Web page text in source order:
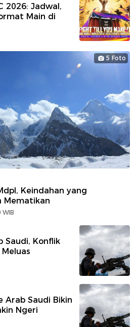
2026: Jadwal,
Main di
5 Foto
Keindahan yang
Mematikan
WIB
Saudi, Konflik
Arab Saudi Bikin
Ngeri